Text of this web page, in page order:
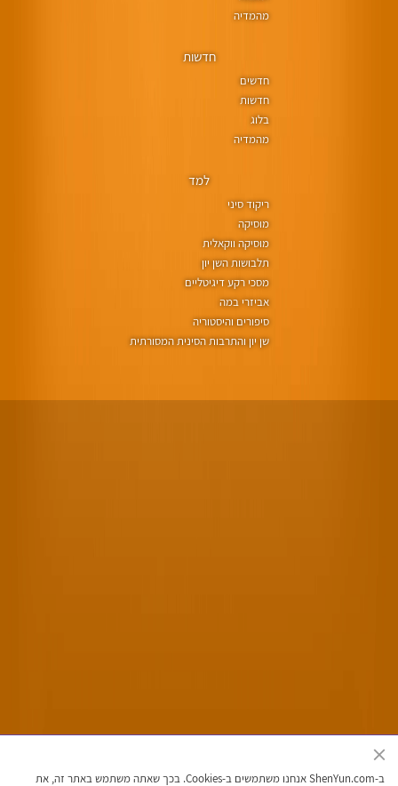
מהמדיה
חדשות
חדשים
חדשות
בלוג
מהמדיה
למד
ריקוד סיני
מוסיקה
מוסיקה ווקאלית
תלבושות השן יון
מסכי רקע דיגיטליים
אביזרי במה
סיפורים והיסטוריה
שן יון והתרבות הסינית המסורתית
ב-ShenYun.com אנחנו משתמשים ב-Cookies. בכך שאתה משתמש באתר זה, את